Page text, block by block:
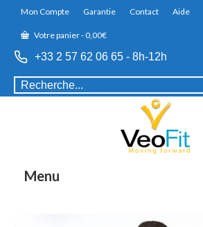
Mon Compte Garantie Contact Aide
Votre panier-0,00€
+33 2 57 62 06 65 - 8h-12h
e
Menu